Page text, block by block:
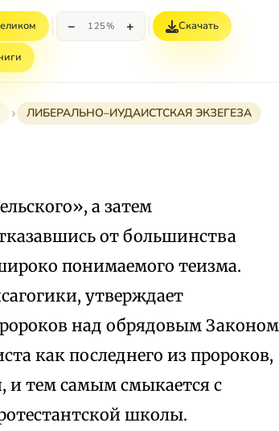
− 125% + Скачать
ЛИБЕРАЛЬНО–ИУДАИСТСКАЯ ЭКЗЕГЕЗА
а затем
от большинства
понимаемого теизма.
утверждает
над обрядовым Законом
как последнего из пророков,
и тем самым смыкается с
школы.